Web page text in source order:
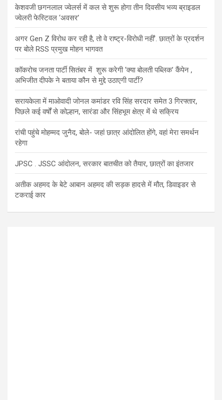
केशवजी छगनलाल ज्वेलर्स में कल से शुरू होगा तीन दिवसीय भव्य ब्राइडल
ज्वेलरी फेस्टिवल ‘अवसर’
अगर Gen Z विरोध कर रही है, तो वे राष्ट्र-विरोधी नहीं’. छात्रों के प्रदर्शन
पर बोले RSS प्रमुख मोहन भागवत
कॉकरोच जनता पार्टी सितंबर में शुरू करेगी ‘क्या बोलती पब्लिक’ कैंपेन ,
अभिजीत दीपके ने बताया कौन से मुद्दे उठाएगी पार्टी?
सरायकेला में माओवादी जोनल कमांडर रवि सिंह सरदार समेत 3 गिरफ्तार,
पिछले कई वर्षों से कोल्हान, सारंडा और सिंहभूम क्षेत्र में थे सक्रिय
रांची पहुंचे मोहम्मद जुनैद, बोले- जहां छात्र आंदोलित होंगे, वहां मेरा समर्थन
रहेगा
JPSC . JSSC आंदोलन, सरकार बातचीत को तैयार, छात्रों का इंतजार
अतीक अहमद के बेटे आबान अहमद की सड़क हादसे में मौत, डिवाइडर से
टकराई कार